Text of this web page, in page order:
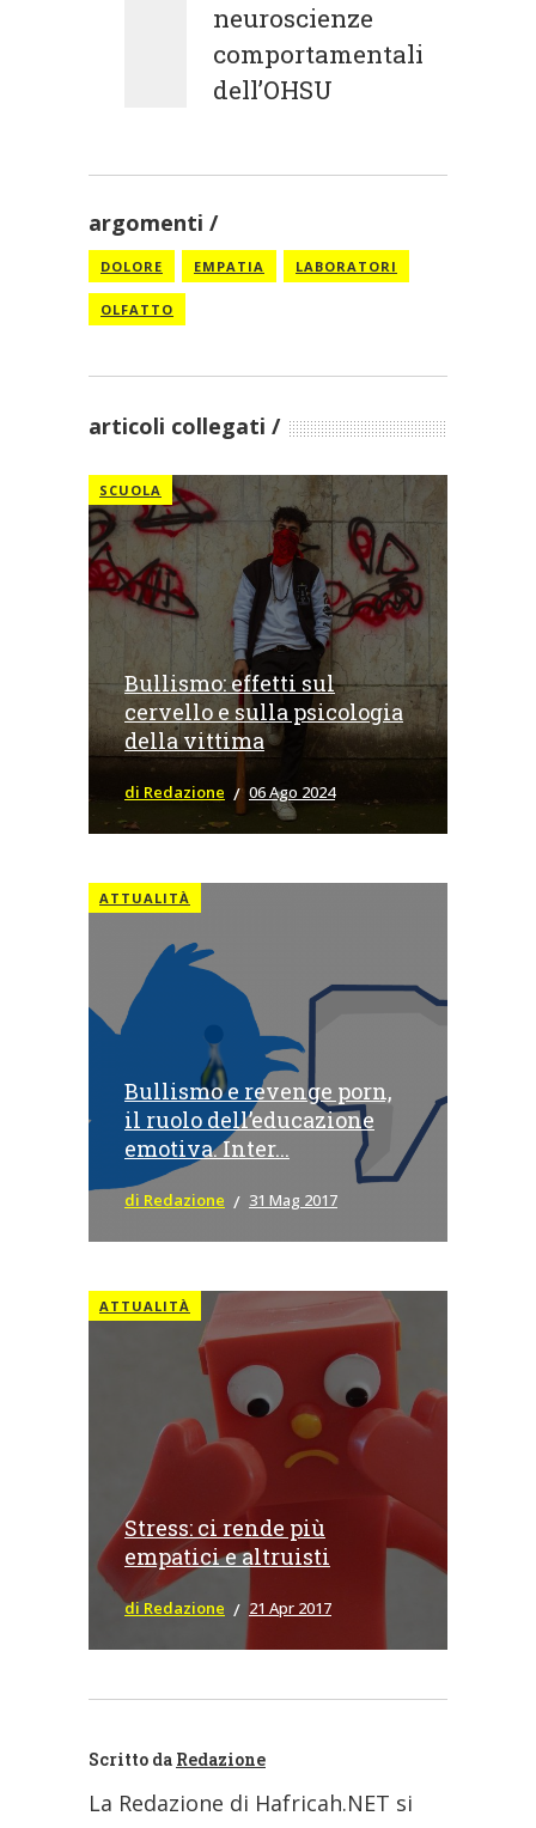
neuroscienze
comportamentali
dell’OHSU
argomenti
DOLORE EMPATIA LABORATORI
OLFATTO
articoli collegati
SCUOLA
Bullismo: effetti sul
cervello e sulla psicologia
della vittima
di Redazione 06 Ago 2024
ATTUALITÀ
Bullismo e revenge porn,
il ruolo dell’educazione
emotiva. Inter...
di Redazione 31 Mag 2017
ATTUALITÀ
Stress: ci rende più
empatici e altruisti
di Redazione 21 Apr 2017
Scritto da Redazione
La Redazione di Hafricah.NET si